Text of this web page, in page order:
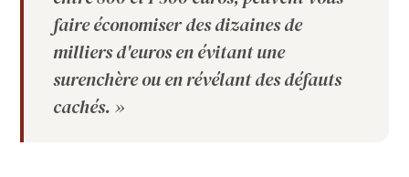
faire économiser des dizaines de
milliers d'euros en évitant une
surenchère ou en révélant des défauts
cachés. »